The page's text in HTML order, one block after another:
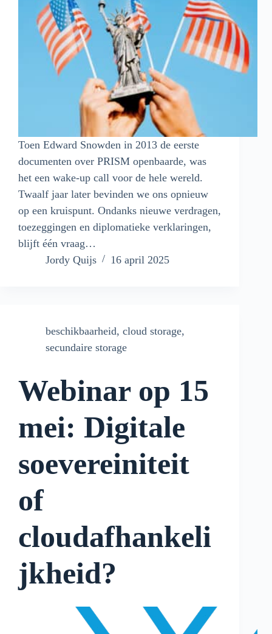
Toen Edward Snowden in 2013 de eerste
documenten over PRISM openbaarde, was
het een wake-up call voor de hele wereld.
Twaalf jaar later bevinden we ons opnieuw
op een kruispunt. Ondanks nieuwe verdragen,
toezeggingen en diplomatieke verklaringen,
blijft één vraag…
Jordy Quijs
16 april 2025
beschikbaarheid, cloud storage,
secundaire storage
Webinar op 15
mei: Digitale
soevereiniteit
of
cloudafhankeli
jkheid?